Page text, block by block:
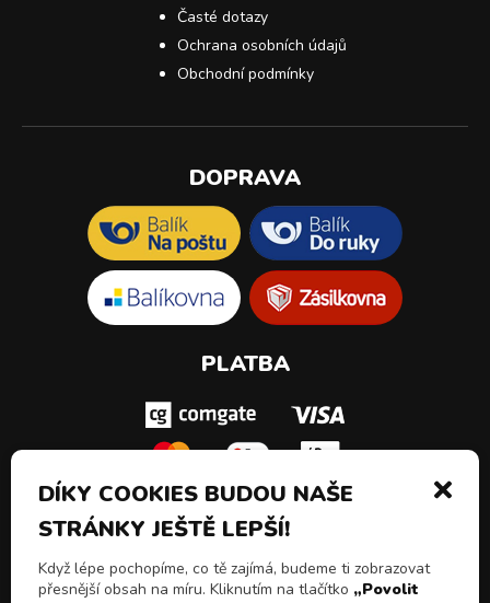
Časté dotazy
Ochrana osobních údajů
Obchodní podmínky
DOPRAVA
PLATBA
SLEDUJ NÁS!
DÍKY COOKIES BUDOU NAŠE
STRÁNKY JEŠTĚ LEPŠÍ!
Když lépe pochopíme, co tě zajímá, budeme ti zobrazovat
přesnější obsah na míru. Kliknutím na tlačítko „Povolit